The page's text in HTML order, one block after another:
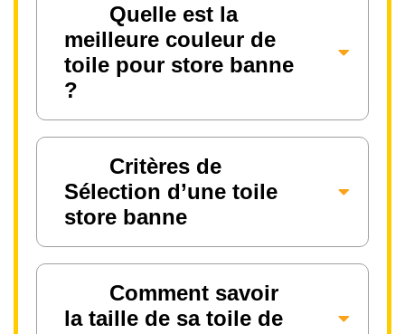
Quelle est la
meilleure couleur de
toile pour store banne
?
Critères de
Sélection d’une toile
store banne
Comment savoir
la taille de sa toile de